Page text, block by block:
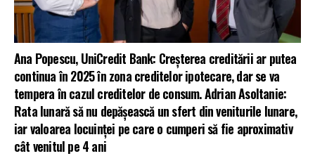
Ana Popescu, UniCredit Bank: Creșterea creditării ar putea
continua în 2025 în zona creditelor ipotecare, dar se va
tempera în cazul creditelor de consum. Adrian Asoltanie:
Rata lunară să nu depășească un sfert din veniturile lunare,
iar valoarea locuinței pe care o cumperi să fie aproximativ
cât venitul pe 4 ani